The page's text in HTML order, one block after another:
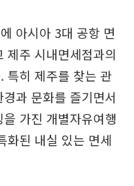
아시아 3대 공항 면
제주 시내면세점과의
특히 제주를 찾는 관
과 문화를 즐기면서
가진 개별자유여행
화된 내실 있는 면세